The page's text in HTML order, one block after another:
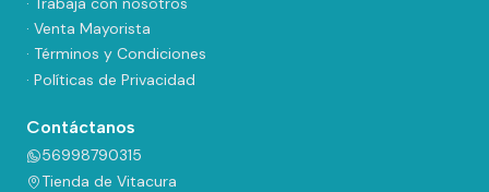
· Venta Mayorista
· Términos y Condiciones
· Políticas de Privacidad
Contáctanos
56998790315
Tienda de Vitacura